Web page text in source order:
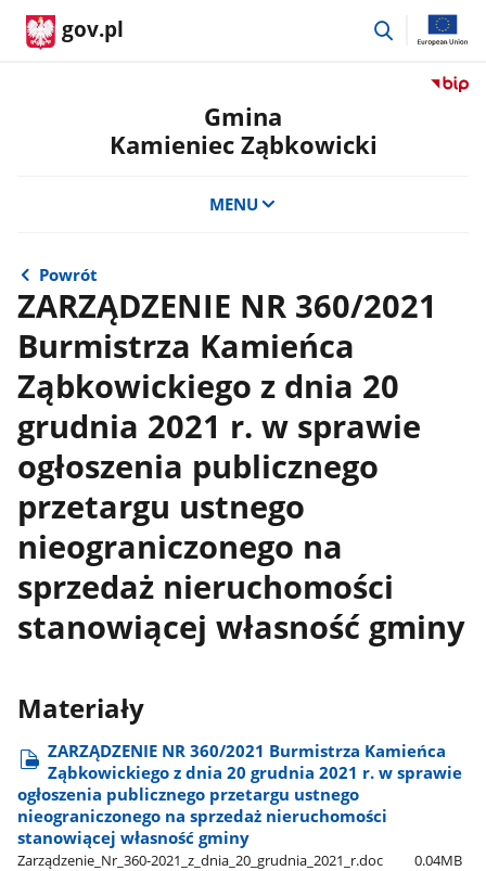
gov.pl
przejdź
Przejdź
Gmina
Kamieniec Ząbkowicki
MENU
Powrót
ZARZĄDZENIE NR 360/2021
Burmistrza Kamieńca
Ząbkowickiego z dnia 20
grudnia 2021 r. w sprawie
ogłoszenia publicznego
przetargu ustnego
nieograniczonego na
sprzedaż nieruchomości
stanowiącej własność gminy
Materiały
ZARZĄDZENIE NR 360/2021 Burmistrza Kamieńca
Ząbkowickiego z dnia 20 grudnia 2021 r. w sprawie
ogłoszenia publicznego przetargu ustnego
nieograniczonego na sprzedaż nieruchomości
stanowiącej własność gminy
Zarządzenie​_Nr​_360-2021​_z​_dnia​_20​_grudnia​_2021​_r.doc 0.04MB